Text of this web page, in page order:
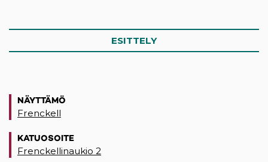
ESITTELY
NÄYTTÄMÖ
Frenckell
KATUOSOITE
Frenckellinaukio 2